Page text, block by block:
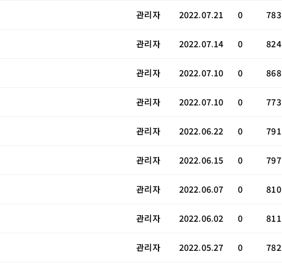
관리자 2022.07.21 0 783
관리자 2022.07.14 0 824
관리자 2022.07.10 0 868
관리자 2022.07.10 0 773
관리자 2022.06.22 0 791
관리자 2022.06.15 0 797
관리자 2022.06.07 0 810
관리자 2022.06.02 0 811
관리자 2022.05.27 0 782